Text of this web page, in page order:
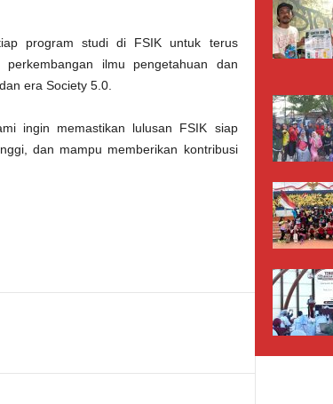
program studi di FSIK untuk terus
ilmu pengetahuan dan
era Society 5.0.
ingin memastikan lulusan FSIK siap
dan mampu memberikan kontribusi